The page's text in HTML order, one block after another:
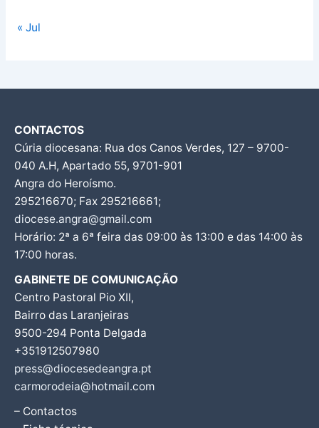
« Jul
CONTACTOS
Cúria diocesana: Rua dos Canos Verdes, 127 – 9700-
040 A.H, Apartado 55, 9701-901
Angra do Heroísmo.
295216670; Fax 295216661;
diocese.angra@gmail.com
Horário: 2ª a 6ª feira das 09:00 às 13:00 e das 14:00 às
17:00 horas.
GABINETE DE COMUNICAÇÃO
Centro Pastoral Pio XII,
Bairro das Laranjeiras
9500-294 Ponta Delgada
+351912507980
press@diocesedeangra.pt
carmorodeia@hotmail.com
– Contactos